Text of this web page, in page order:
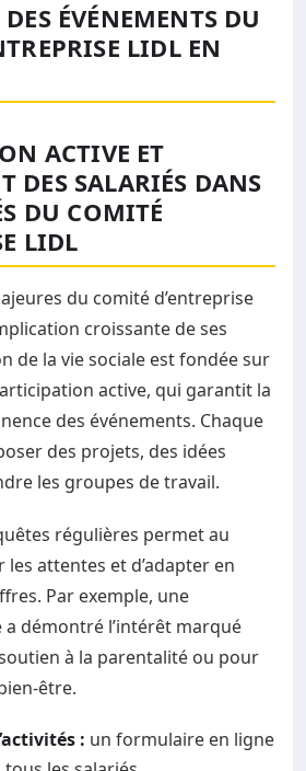
ÉVÉNEMENTS DU
LIDL EN
ACTIVE ET
DES SALARIÉS DANS
DU COMITÉ
LIDL
du comité d’entreprise
croissante de ses
de la vie sociale est fondée sur
active, qui garantit la
des événements. Chaque
des projets, des idées
les groupes de travail.
régulières permet au
attentes et d’adapter en
Par exemple, une
démontré l’intérêt marqué
à la parentalité ou pour
être.
: un formulaire en ligne